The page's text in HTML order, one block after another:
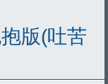
版(吐苦